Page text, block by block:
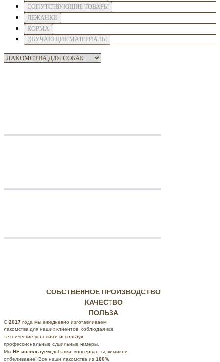
СОБСТВЕННОЕ ПРОИЗВОДСТВО
КАЧЕСТВО
ПОЛЬЗА
С 2017 года мы ежедневно изготавливаем
лакомства для наших клиентов, соблюдая все
технические условия и используя
профессиональные сушильные камеры.
Мы НЕ используем добавки, консерванты, химию и
отбеливание! Все наши лакомства из 100%
СОПУТСТВУЮЩИЕ ТОВАРЫ
ЛЕЖАНКИ
КОРМА
ОБУЧАЮЩИЕ МАТЕРИАЛЫ